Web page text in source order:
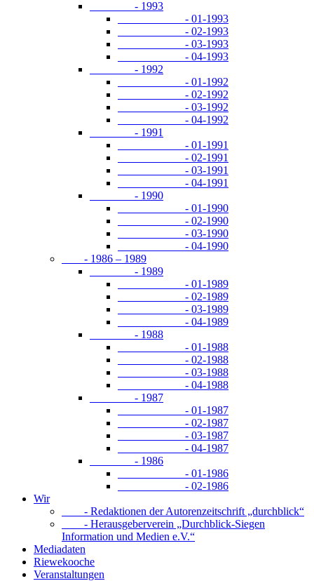
- 1993
- 01-1993
- 02-1993
- 03-1993
- 04-1993
- 1992
- 01-1992
- 02-1992
- 03-1992
- 04-1992
- 1991
- 01-1991
- 02-1991
- 03-1991
- 04-1991
- 1990
- 01-1990
- 02-1990
- 03-1990
- 04-1990
- 1986 – 1989
- 1989
- 01-1989
- 02-1989
- 03-1989
- 04-1989
- 1988
- 01-1988
- 02-1988
- 03-1988
- 04-1988
- 1987
- 01-1987
- 02-1987
- 03-1987
- 04-1987
- 1986
- 01-1986
- 02-1986
Wir
- Redaktionen der Autorenzeitschrift „durchblick“
- Herausgeberverein „Durchblick-Siegen
Information und Medien e.V.“
Mediadaten
Riewekooche
Veranstaltungen